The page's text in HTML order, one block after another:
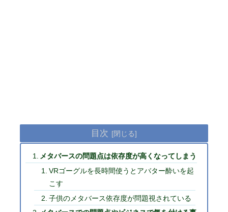
目次
メタバースの問題点は依存度が高くなってしまう
VRゴーグルを長時間使うとアバター酔いを起
こす
子供のメタバース依存度が問題視されている